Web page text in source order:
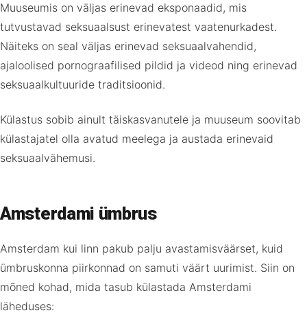
Muuseumis on väljas erinevad eksponaadid, mis
tutvustavad seksuaalsust erinevatest vaatenurkadest.
Näiteks on seal väljas erinevad seksuaalvahendid,
ajaloolised pornograafilised pildid ja videod ning erinevad
seksuaalkultuuride traditsioonid.
Külastus sobib ainult täiskasvanutele ja muuseum soovitab
külastajatel olla avatud meelega ja austada erinevaid
seksuaalvähemusi.
Amsterdami ümbrus
Amsterdam kui linn pakub palju avastamisväärset, kuid
ümbruskonna piirkonnad on samuti väärt uurimist. Siin on
mõned kohad, mida tasub külastada Amsterdami
läheduses: